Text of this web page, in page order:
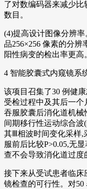
了对数编码器来减少
数目。
(4)提高设计图像分辨
品256×256 像素的分
阳性病变的检出率更高
4 智能胶囊式内窥镜系
该项目召集了30 例健
受检过程中及其后一
吞服胶囊后消化道机
间期移行性运动综合波
其Ⅲ相波时间变化采样,
服前后比较P>0.05,无
查不会导致消化道过度
接下来从受试患者临
镜检查的可行性。对